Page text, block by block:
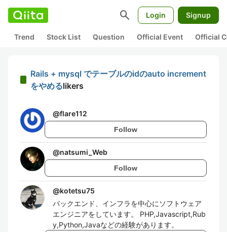
search Login Signup
Trend Stock List Question Official Event Official
Rails + mysql でテーブルのidのauto increment
をやめるlikers
@flare112
Follow
@natsumi_Web
Follow
@kotetsu75
バックエンド、インフラを中心にソフトウェア
エンジニアをしています。 PHP,Javascript,Rub
y,Python,Javaなどの経験があります。